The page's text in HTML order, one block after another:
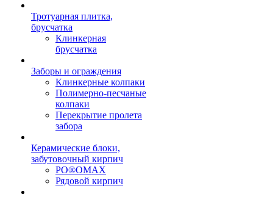
Тротуарная плитка,
брусчатка
Клинкерная
брусчатка
Заборы и ограждения
Клинкерные колпаки
Полимерно-песчаные
колпаки
Перекрытие пролета
забора
Керамические блоки,
забутовочный кирпич
PO®OMAX
Рядовой кирпич